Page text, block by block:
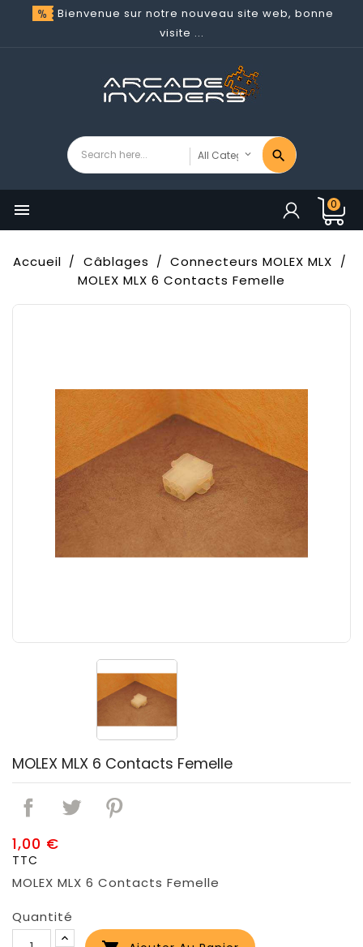
Bienvenue sur notre nouveau site web, bonne
visite ...
 0
Accueil Câblages
Connecteurs MOLEX MLX
MOLEX MLX 6 Contacts Femelle
MOLEX MLX 6 Contacts Femelle
1,00 €
TTC
MOLEX MLX 6 Contacts Femelle
Quantité